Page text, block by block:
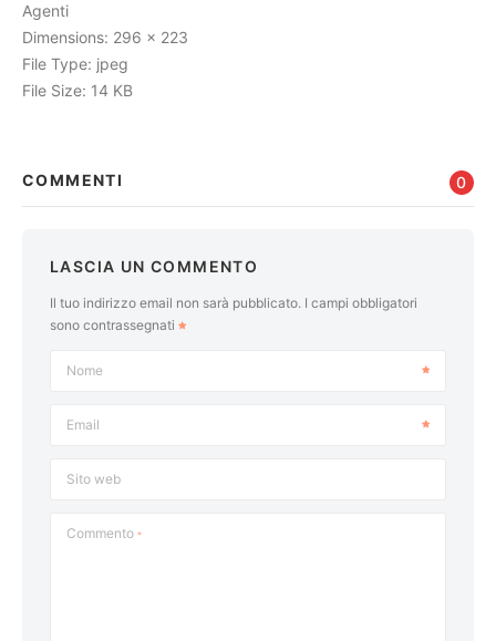
Agenti
Dimensions: 296 x 223
File Type: jpeg
File Size: 14 KB
COMMENTI 0
LASCIA UN COMMENTO
Il tuo indirizzo email non sarà pubblicato. I campi obbligatori
sono contrassegnati
Nome
Email
Sito web
Commento *